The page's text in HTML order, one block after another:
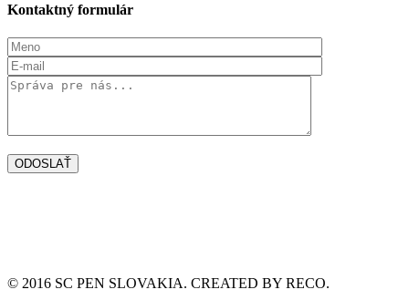
Kontaktný formulár
© 2016 SC PEN SLOVAKIA. CREATED BY RECO.